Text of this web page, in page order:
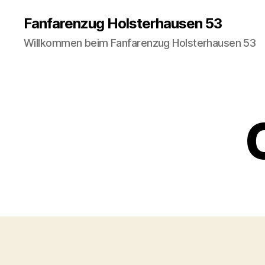
Fanfarenzug Holsterhausen 53
Willkommen beim Fanfarenzug Holsterhausen 53